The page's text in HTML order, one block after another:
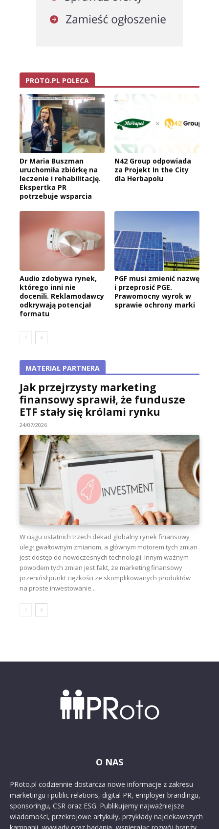
PROTO.PL POLECA
Dr Maria Buszman
uruchomiła zbiórkę na
leczenie i rehabilitację.
Ekspertka PR
potrzebuje wsparcia
N42 Group odpowiada
za Projekt In the City
dla Herbapolu
Audio zdobywa rynek,
którego inni nie
docenili. Reklamodawcy
odkrywają potencjał
formatu
PGF musi zmienić nazwę
i przeprosić PGE.
Prawomocny wyrok w
sprawie ochrony marki
MATERIAŁ PARTNERA
Jak przejrzysty marketing
finansowy sprawił, że fundusze
ETF stały się królami rynku
24/07/2026
W ciągu ostatnich trzech dekad globalny rynek finansowy
uległ gwałtownym zmianom, a głównym motorem tych zmian
jest dostęp do nowoczesnych technologii. Innym ważnym
powodem tych zmian jest fakt, że marketing finansowy
przeniósł punkt ciężkości ze skomplikowanych produktów
na proste inwestowanie...
O NAS
PRoto.pl codziennie dostarcza nowe informacje z zakresu
marketingu i public relations, digital PR, employer brandingu,
sponsoringu, CSR oraz ESG. Publikujemy najważniejsze
wiadomości, przekrojowe artykuły, przykłady najciekawszych